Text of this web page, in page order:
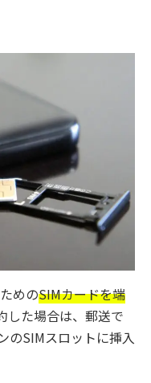
めのSIMカードを端
した場合は、郵送で
のSIMスロットに挿入